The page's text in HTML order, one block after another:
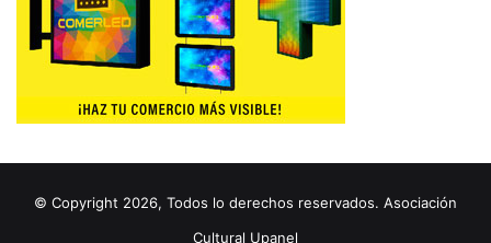
© Copyright 2026, Todos lo derechos reservados. Asociación
Cultural Upanel